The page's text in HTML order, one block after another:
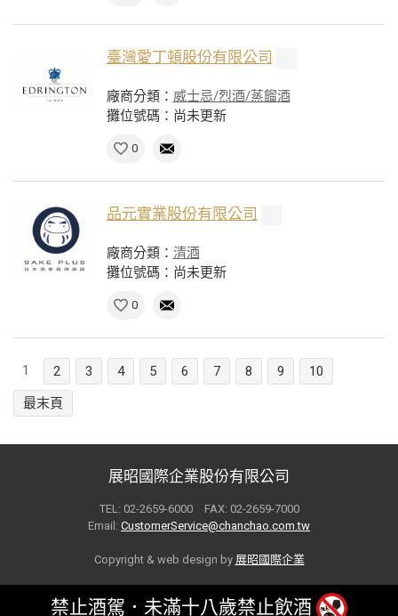
臺灣愛丁頓股份有限公司
廠商分類： 威士忌/烈酒/蒸餾酒
攤位號碼：尚未更新
0
品元實業股份有限公司
廠商分類： 清酒
攤位號碼：尚未更新
0
1 2 3 4 5 6 7 8 9
10
最末頁
展昭國際企業股份有限公司
TEL: 02-2659-6000 FAX: 02-2659-7000
Email: CustomerService@chanchao.com.tw
Copyright & web design by 展昭國際企業
禁止酒駕．未滿十八歲禁止飲酒